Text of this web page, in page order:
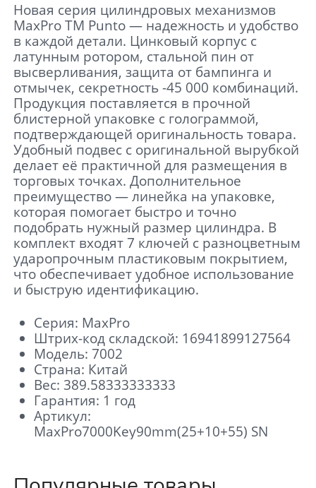
Новая серия цилиндровых механизмов
MaxPro TM Punto — надежность и удобство
в каждой детали. Цинковый корпус с
латунным ротором, стальной пин от
высверливания, защита от бампинга и
отмычек, секретность -45 000 комбинаций.
Продукция поставляется в прочной
блистерной упаковке с голограммой,
подтверждающей оригинальность товара.
Удобный подвес с оригинальной вырубкой
делает её практичной для размещения в
торговых точках. Дополнительное
преимущество — линейка на упаковке,
которая помогает быстро и точно
подобрать нужный размер цилиндра. В
комплект входят 7 ключей с разноцветным
ударопрочным пластиковым покрытием,
что обеспечивает удобное использование
и быструю идентификацию.
Серия: MaxPro
Штрих-код складской: 16941899127564
Модель: 7002
Страна: Китай
Вес: 389.58333333333
Гарантия: 1 год
Артикул:
MaxPro7000Key90mm(25+10+55) SN